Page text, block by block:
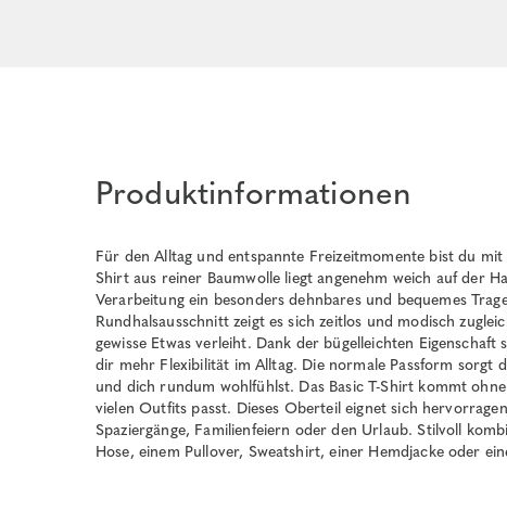
Produktinformationen
Für den Alltag und entspannte Freizeitmomente bist du mit
Shirt aus reiner Baumwolle liegt angenehm weich auf der
Verarbeitung ein besonders dehnbares und bequemes
Rundhalsausschnitt zeigt es sich zeitlos und modisch
gewisse Etwas verleiht. Dank der bügelleichten
dir mehr Flexibilität im Alltag. Die normale Passform sorgt
und dich rundum wohlfühlst. Das Basic T-Shirt kommt
vielen Outfits passt. Dieses Oberteil eignet sich
Spaziergänge, Familienfeiern oder den Urlaub. Stilvoll
Hose, einem Pullover, Sweatshirt, einer Hemdjacke oder